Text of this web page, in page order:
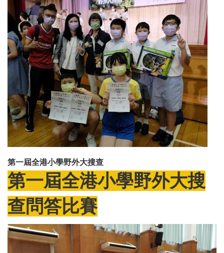
第一屆全港小學野外大搜查
第一屆全港小學野外大搜
查問答比賽